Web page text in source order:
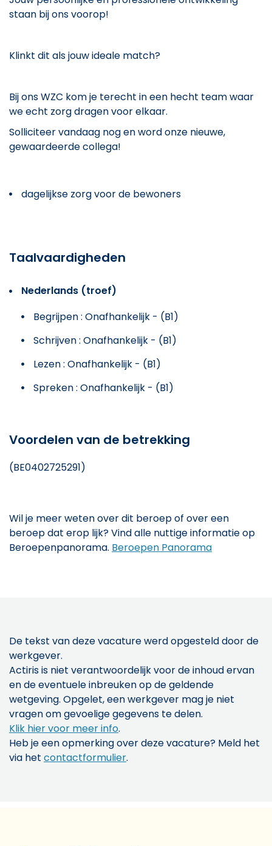
staan bij ons voorop!
Klinkt dit als jouw ideale match?
Bij ons WZC kom je terecht in een hecht team waar
we echt zorg dragen voor elkaar.
Solliciteer vandaag nog en word onze nieuwe,
gewaardeerde collega!
dagelijkse zorg voor de bewoners
Taalvaardigheden
Nederlands (troef)
Begrijpen : Onafhankelijk - (B1)
Schrijven : Onafhankelijk - (B1)
Lezen : Onafhankelijk - (B1)
Spreken : Onafhankelijk - (B1)
Voordelen van de betrekking
(BE0402725291)
Wil je meer weten over dit beroep of over een
beroep dat erop lijk? Vind alle nuttige informatie op
Beroepenpanorama. Beroepen Panorama
De tekst van deze vacature werd opgesteld door de
werkgever.
Actiris is niet verantwoordelijk voor de inhoud ervan
en de eventuele inbreuken op de geldende
wetgeving. Opgelet, een werkgever mag je niet
vragen om gevoelige gegevens te delen.
Klik hier voor meer info.
Heb je een opmerking over deze vacature? Meld het
via het contactformulier.